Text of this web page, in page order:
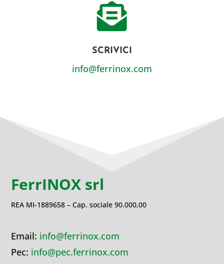

SCRIVICI
info@ferrinox.com
FerrINOX srl
REA MI-1889658 – Cap. sociale 90.000,00
Email: info@ferrinox.com
Pec: info@pec.ferrinox.com